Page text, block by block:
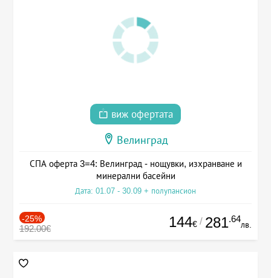
виж офертата
Велинград
СПА оферта 3=4: Велинград - нощувки, изхранване и
минерални басейни
Дата: 01.07 - 30.09 + полупансион
-25%
192.00€ 144€ / 281.64
лв.